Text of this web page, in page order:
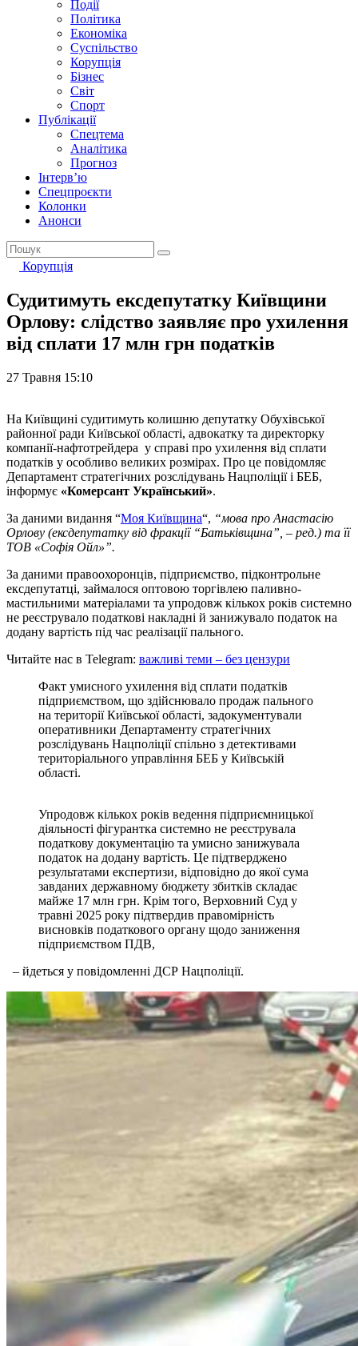
Події
Політика
Економіка
Суспільство
Корупція
Бізнес
Світ
Спорт
Публікації
Спецтема
Аналітика
Прогноз
Інтерв’ю
Спецпроєкти
Колонки
Анонси
Корупція
Судитимуть ексдепутатку Київщини
Орлову: слідство заявляє про ухилення
від сплати 17 млн грн податків
27 Травня 15:10
На Київщині судитимуть колишню депутатку Обухівської
районної ради Київської області, адвокатку та директорку
компанії-нафтотрейдера у справі про ухилення від сплати
податків у особливо великих розмірах. Про це повідомляє
Департамент стратегічних розслідувань Нацполіції і БЕБ,
інформує «Комерсант Український».
За даними видання “Моя Київщина“, “мова про Анастасію
Орлову (ексдепутатку від фракції “Батьківщина”, – ред.) та її
ТОВ «Софія Ойл»”.
За даними правоохоронців, підприємство, підконтрольне
ексдепутатці, займалося оптовою торгівлею паливно-
мастильними матеріалами та упродовж кількох років системно
не реєструвало податкові накладні й занижувало податок на
додану вартість під час реалізації пального.
Читайте нас в Telegram: важливі теми – без цензури
Факт умисного ухилення від сплати податків
підприємством, що здійснювало продаж пального
на території Київської області, задокументували
оперативники Департаменту стратегічних
розслідувань Нацполіції спільно з детективами
територіального управління БЕБ у Київській
області.
Упродовж кількох років ведення підприємницької
діяльності фігурантка системно не реєструвала
податкову документацію та умисно занижувала
податок на додану вартість. Це підтверджено
результатами експертизи, відповідно до якої сума
завданих державному бюджету збитків складає
майже 17 млн грн. Крім того, Верховний Суд у
травні 2025 року підтвердив правомірність
висновків податкового органу щодо заниження
підприємством ПДВ,
– йдеться у повідомленні ДСР Нацполіції.